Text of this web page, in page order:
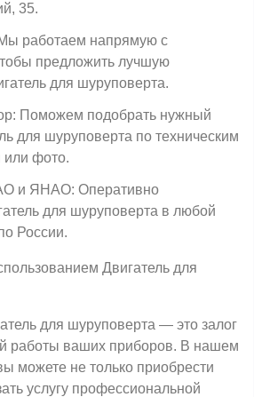
35.
работаем напрямую с
предложить лучшую
для шуруповерта.
Поможем подобрать нужный
для шуруповерта по техническим
или фото.
и ЯНАО: Оперативно
для шуруповерта в любой
России.
Двигатель для
для шуруповерта — это залог
работы ваших приборов. В нашем
можете не только приобрести
услугу профессиональной